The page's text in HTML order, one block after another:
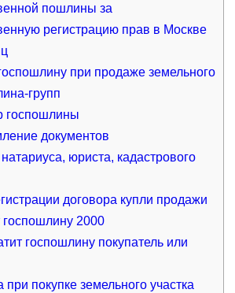
пошлины за
регистрацию прав в Москве
при продаже земельного
групп
госпошлины
документов
натариуса, юриста, кадастрового
договора купли продажи
госпошлину 2000
госпошлину покупатель или
покупке земельного участка